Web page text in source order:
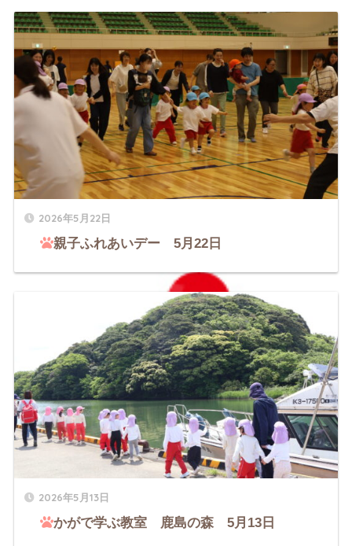
2026年5月22日
親子ふれあいデー 5月22日
2026年5月13日
かがで学ぶ教室 鹿島の森 5月13日